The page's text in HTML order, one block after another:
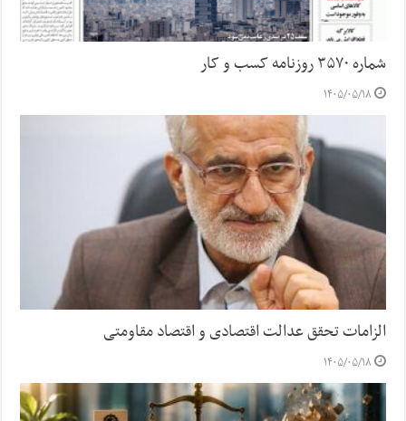
شماره ۳۵۷۰ روزنامه کسب و کار
۱۴۰۵/۰۵/۱۸
الزامات تحقق عدالت اقتصادی و اقتصاد مقاومتی
۱۴۰۵/۰۵/۱۸